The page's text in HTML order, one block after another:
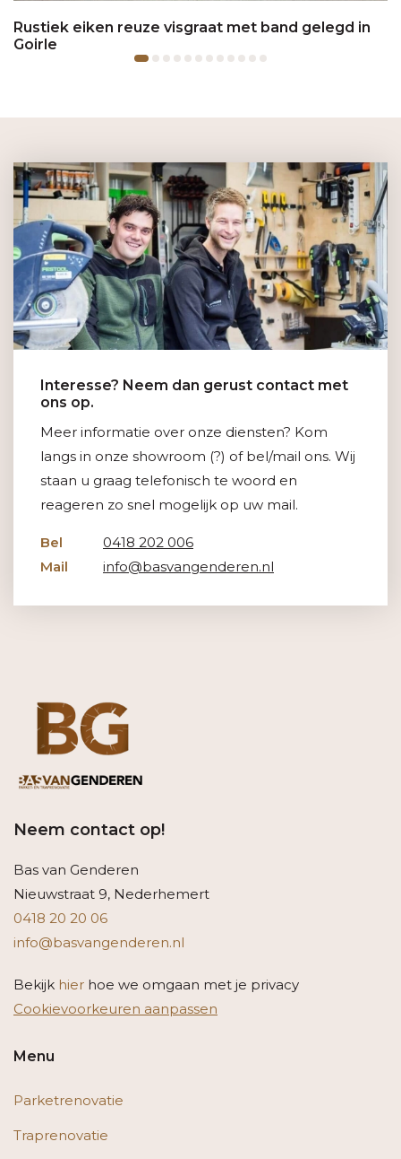
Rustiek eiken reuze visgraat met band gelegd in
Goirle
Interesse? Neem dan gerust contact met
ons op.
Meer informatie over onze diensten? Kom
langs in onze showroom (?) of bel/mail ons. Wij
staan u graag telefonisch te woord en
reageren zo snel mogelijk op uw mail.
Bel
0418 202 006
Mail
info@basvangenderen.nl
Neem contact op!
Bas van Genderen
Nieuwstraat 9, Nederhemert
0418 20 20 06
info@basvangenderen.nl
Bekijk hier hoe we omgaan met je privacy
Cookievoorkeuren aanpassen
Menu
Parketrenovatie
Traprenovatie